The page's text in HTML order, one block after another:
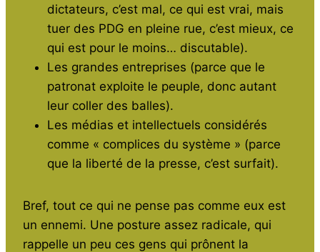
dictateurs, c’est mal, ce qui est vrai, mais
tuer des PDG en pleine rue, c’est mieux, ce
qui est pour le moins… discutable).
Les grandes entreprises (parce que le
patronat exploite le peuple, donc autant
leur coller des balles).
Les médias et intellectuels considérés
comme « complices du système » (parce
que la liberté de la presse, c’est surfait).
Bref, tout ce qui ne pense pas comme eux est
un ennemi. Une posture assez radicale, qui
rappelle un peu ces gens qui prônent la